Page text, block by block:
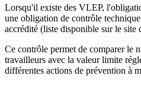
Lorsqu'il existe des VLEP,
une obligation de contrôle
accrédité (liste disponible sur le
Ce contrôle permet de comparer le
travailleurs avec la valeur limite
différentes actions de prévention à